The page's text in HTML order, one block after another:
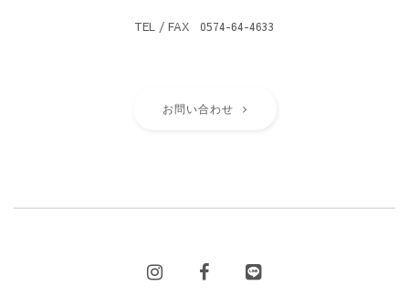
TEL / FAX 0574-64-4633
お問い合わせ